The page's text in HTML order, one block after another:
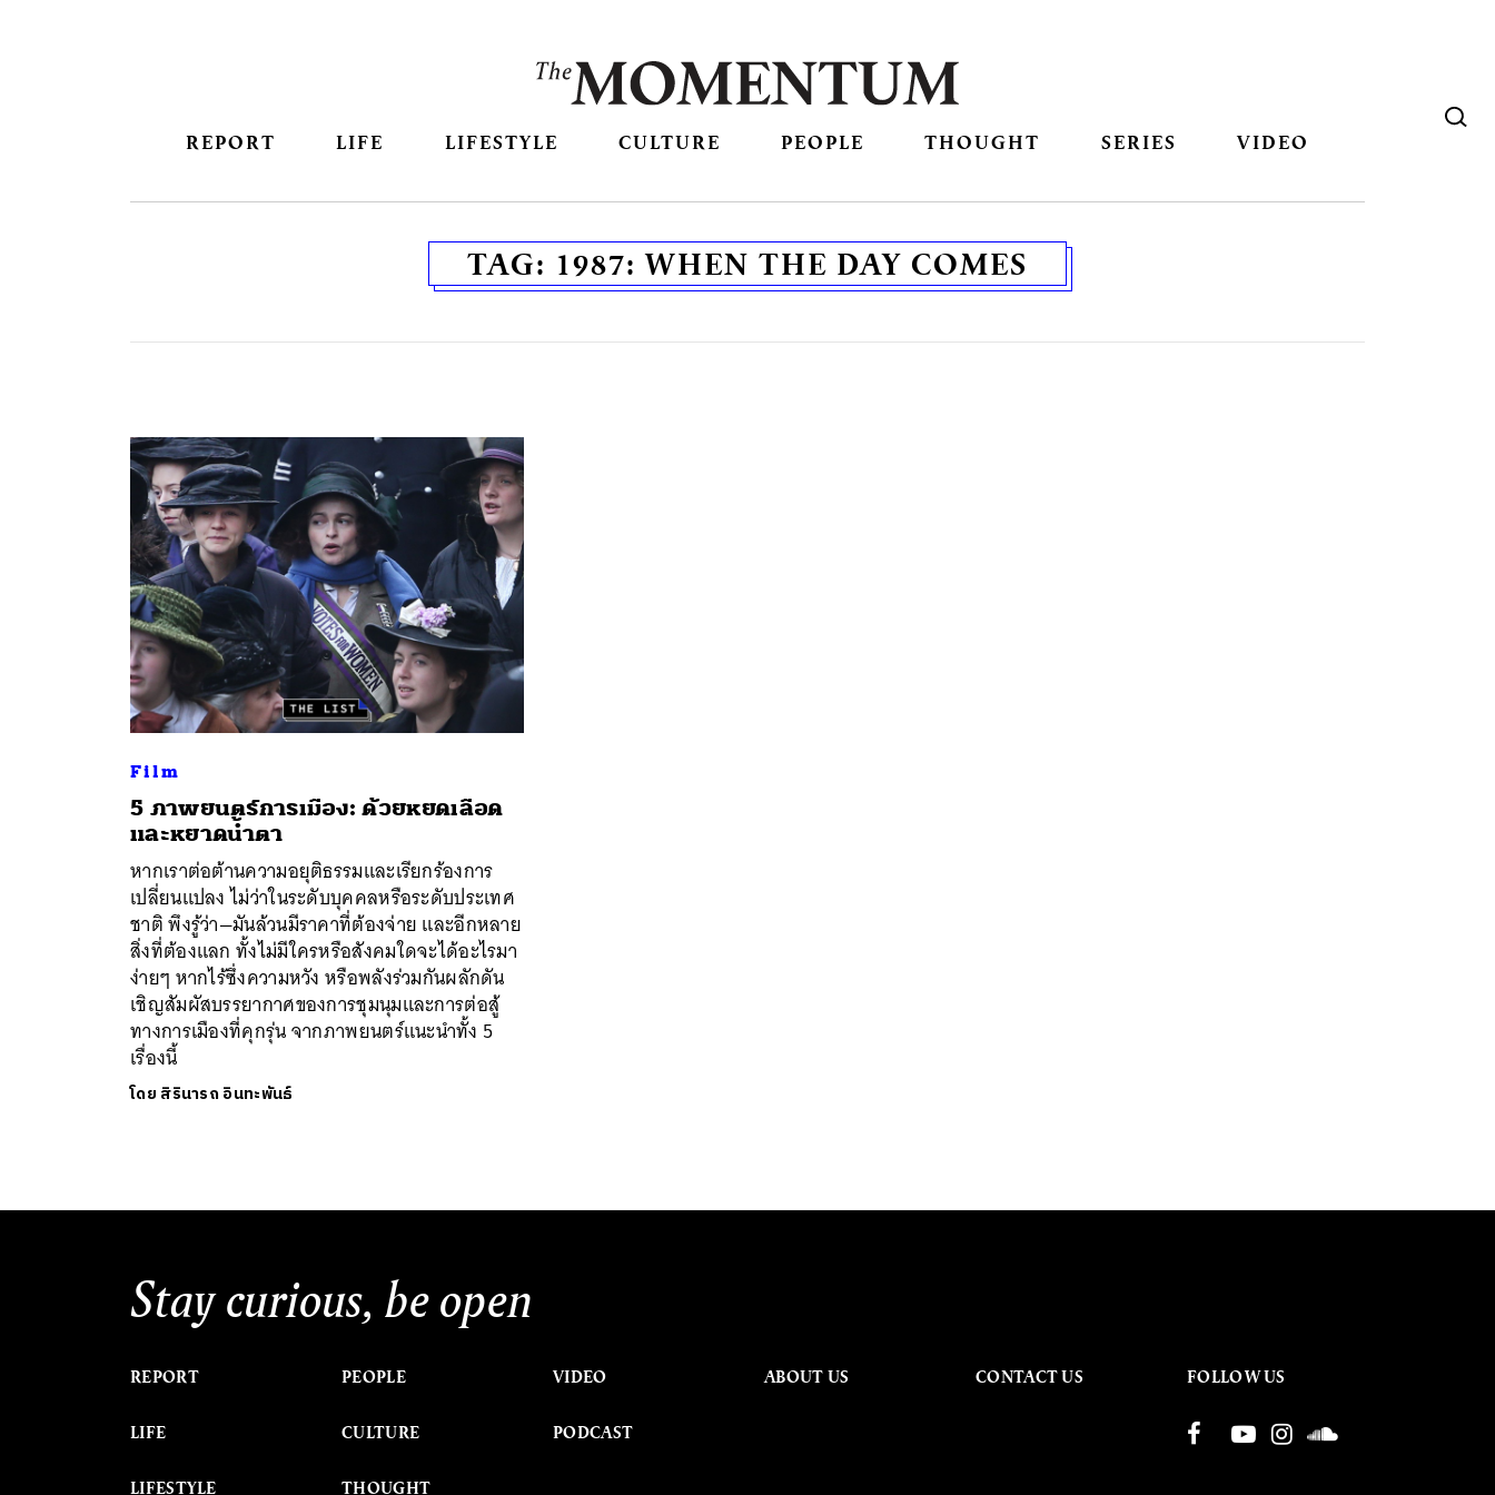
REPORT LIFE LIFESTYLE CULTURE PEOPLE THOUGHT SERIES VIDEO
TAG: 1987: WHEN THE DAY COMES
Film
5 ภาพยนตร์การเมือง: ด้วยหยดเลือด
และหยาดน้ำตา
หากเราต่อต้านความอยุติธรรมและเรียกร้องการ
เปลี่ยนแปลง ไม่ว่าในระดับบุคคลหรือระดับประเทศ
ชาติ พึงรู้ว่า—มันล้วนมีราคาที่ต้องจ่าย และอีกหลาย
สิ่งที่ต้องแลก ทั้งไม่มีใครหรือสังคมใดจะได้อะไรมา
ง่ายๆ หากไร้ซึ่งความหวัง หรือพลังร่วมกันผลักดัน
เชิญสัมผัสบรรยากาศของการชุมนุมและการต่อสู้
ทางการเมืองที่คุกรุ่น จากภาพยนตร์แนะนำทั้ง 5
เรื่องนี้
โดย สิรินารถ อินทะพันธ์
Stay curious, be open
REPORT
LIFE
LIFESTYLE
PEOPLE
CULTURE
THOUGHT
VIDEO
PODCAST
ABOUT US CONTACT US FOLLOW US